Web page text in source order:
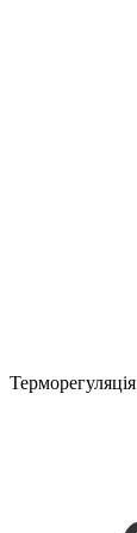
Терморегуляція